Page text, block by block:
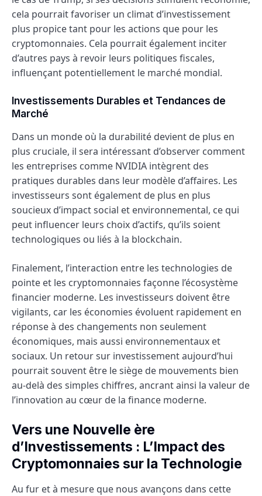
cela pourrait favoriser un climat d’investissement
plus propice tant pour les actions que pour les
cryptomonnaies. Cela pourrait également inciter
d’autres pays à revoir leurs politiques fiscales,
influençant potentiellement le marché mondial.
Investissements Durables et Tendances de
Marché
Dans un monde où la durabilité devient de plus en
plus cruciale, il sera intéressant d’observer comment
les entreprises comme NVIDIA intègrent des
pratiques durables dans leur modèle d’affaires. Les
investisseurs sont également de plus en plus
soucieux d’impact social et environnemental, ce qui
peut influencer leurs choix d’actifs, qu’ils soient
technologiques ou liés à la blockchain.
Finalement, l’interaction entre les technologies de
pointe et les cryptomonnaies façonne l’écosystème
financier moderne. Les investisseurs doivent être
vigilants, car les économies évoluent rapidement en
réponse à des changements non seulement
économiques, mais aussi environnementaux et
sociaux. Un retour sur investissement aujourd’hui
pourrait souvent être le siège de mouvements bien
au-delà des simples chiffres, ancrant ainsi la valeur de
l’innovation au cœur de la finance moderne.
Vers une Nouvelle ère
d’Investissements : L’Impact des
Cryptomonnaies sur la Technologie
Au fur et à mesure que nous avançons dans cette